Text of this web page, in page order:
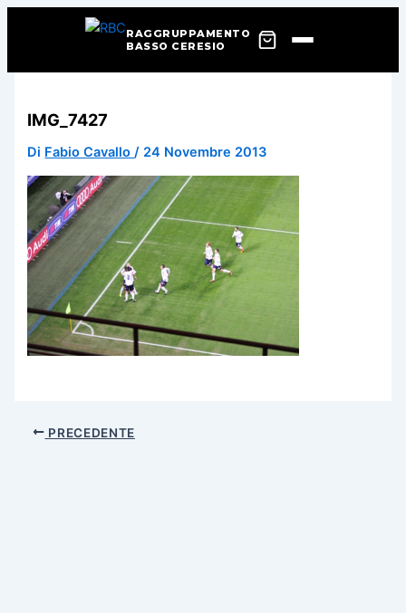
RAGGRUPPAMENTO
BASSO CERESIO
contenuto
IMG_7427
Di Fabio Cavallo/ 24 Novembre 2013
PRECEDENTE